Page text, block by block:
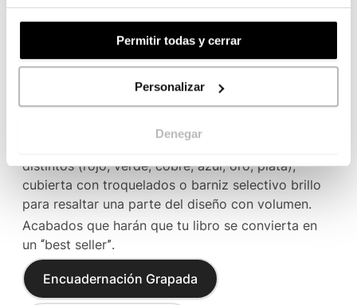
Permitir todas y cerrar
Personalizar
Denegar
Acabados personalizados
Destaca con acabados que impacten a primera
vista y sorprendan a cualquier amante de los libros;
acabados como estamping holográfico o
distintos (rojo, verde, cobre, azul, oro, plata),
cubierta con troquelados o barniz selectivo brillo
para resaltar una parte del diseño con volumen.
Acabados que harán que tu libro se convierta en
un “best seller”.
Encuadernación Grapada